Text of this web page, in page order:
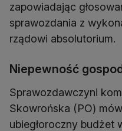
zapowiadając
sprawozdania z
rządowi absolutorium.
Niepewność
Sprawozdawczyni
Skowrońska (PO)
ubiegłoroczny budżet